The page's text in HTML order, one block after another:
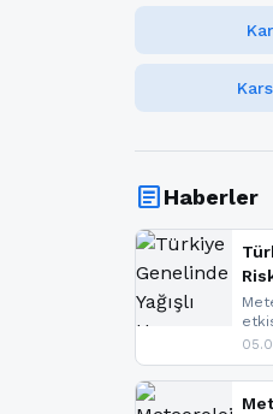
articleHaberler